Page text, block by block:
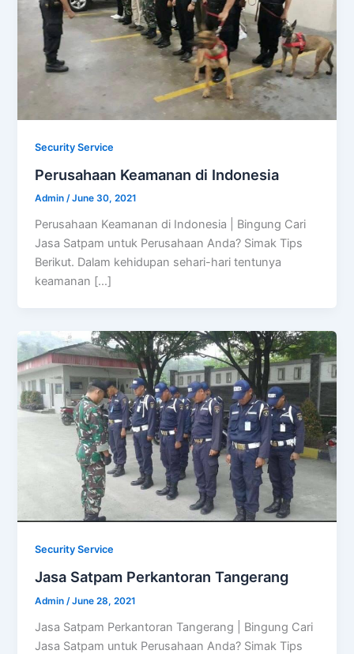
Security Service
Perusahaan Keamanan di Indonesia
Admin/June 30, 2021
Perusahaan Keamanan di Indonesia | Bingung Cari
Jasa Satpam untuk Perusahaan Anda? Simak Tips
Berikut. Dalam kehidupan sehari-hari tentunya
keamanan […]
Security Service
Jasa Satpam Perkantoran Tangerang
Admin /June 28, 2021
Jasa Satpam Perkantoran Tangerang | Bingung Cari
Jasa Satpam untuk Perusahaan Anda? Simak Tips